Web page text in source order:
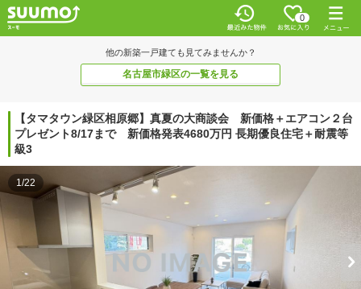
0
他の新築一戸建ても見てみませんか？
名古屋市緑区の一覧を見る
【タマタウン緑区相原郷】真夏の大商談会 新価格＋エアコン２台
プレゼント8/17まで 新価格発表4680万円 長期優良住宅＋耐震等
級3
1/22